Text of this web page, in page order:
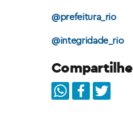
@prefeitura_rio
@integridade_rio
Compartilhe